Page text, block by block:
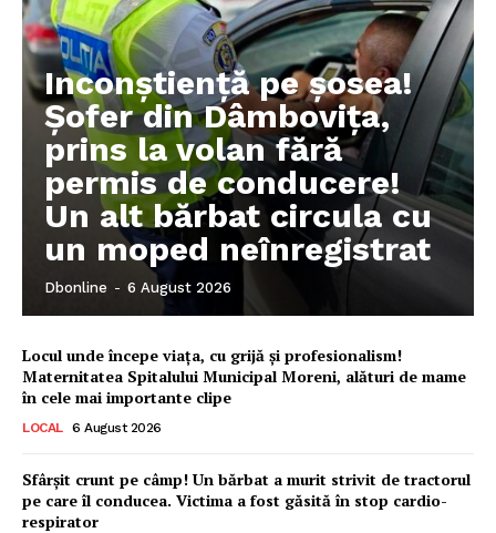
Inconștiență pe șosea!
Șofer din Dâmbovița,
prins la volan fără
permis de conducere!
Un alt bărbat circula cu
un moped neînregistrat
Dbonline - 6 August 2026
Locul unde începe viața, cu grijă și profesionalism!
Maternitatea Spitalului Municipal Moreni, alături de mame
în cele mai importante clipe
LOCAL 6 August 2026
Sfârșit crunt pe câmp! Un bărbat a murit strivit de tractorul
pe care îl conducea. Victima a fost găsită în stop cardio-
respirator